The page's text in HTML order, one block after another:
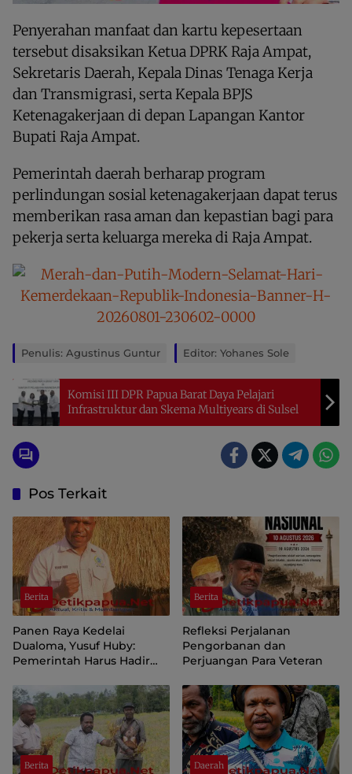
Penyerahan manfaat dan kartu kepesertaan
tersebut disaksikan Ketua DPRK Raja Ampat,
Sekretaris Daerah, Kepala Dinas Tenaga Kerja
dan Transmigrasi, serta Kepala BPJS
Ketenagakerjaan di depan Lapangan Kantor
Bupati Raja Ampat.
Pemerintah daerah berharap program
perlindungan sosial ketenagakerjaan dapat terus
memberikan rasa aman dan kepastian bagi para
pekerja serta keluarga mereka di Raja Ampat.
Penulis: Agustinus Guntur Editor: Yohanes Sole
Komisi III DPR Papua Barat Daya Pelajari
Infrastruktur dan Skema Multiyears di Sulsel
Pos Terkait
Berita
Panen Raya Kedelai
Dualoma, Yusuf Huby:
Pemerintah Harus Hadir
Petani
Berita
Refleksi Perjalanan
Pengorbanan dan
Perjuangan Para Veteran
Berita Daerah